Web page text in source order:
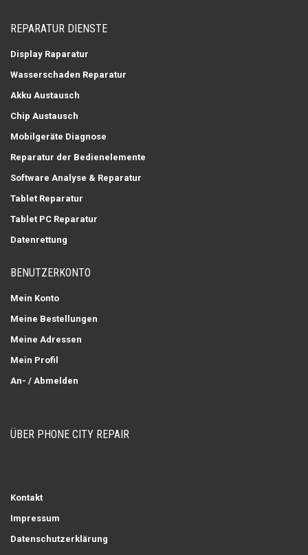
REPARATUR DIENSTE
Display Raparatur
Wasserschaden Reparatur
Akku Austausch
Chip Austausch
Mobilgeräte Diagnose
Reparatur der Bedienelemente
Software Analyse & Reparatur
Tablet Reparatur
Tablet PC Reparatur
Datenrettung
BENUTZERKONTO
Mein Konto
Meine Bestellungen
Meine Adressen
Mein Profil
An- / Abmelden
ÜBER PHONE CITY REPAIR
Kontakt
Impressum
Datenschutzerklärung